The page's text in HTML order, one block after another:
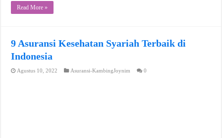
Read More »
9 Asuransi Kesehatan Syariah Terbaik di
Indonesia
Agustus 10, 2022 Asuransi-KambingJoynim 0